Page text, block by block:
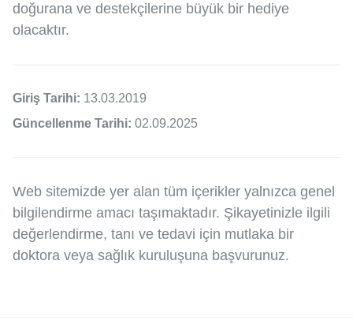
doğurana ve destekçilerine büyük bir hediye
olacaktır.
Giriş Tarihi: 13.03.2019
Güncellenme Tarihi: 02.09.2025
Web sitemizde yer alan tüm içerikler yalnızca genel
bilgilendirme amacı taşımaktadır. Şikayetinizle ilgili
değerlendirme, tanı ve tedavi için mutlaka bir
doktora veya sağlık kuruluşuna başvurunuz.